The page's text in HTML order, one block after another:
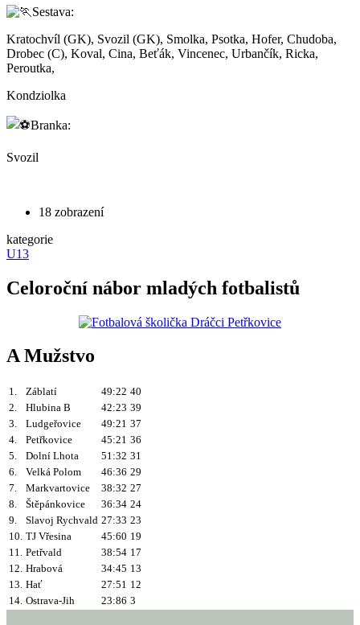
Sestava:
Kratochvíl (GK), Svozil (GK), Smolka, Psotka, Hofer, Chudoba,
Drobec (C), Koval, Cina, Beťák, Vincenec, Urbančík, Ricka,
Peroutka,
Kondziolka
Branka:
Svozil
18 zobrazení
kategorie
U13
Celoroční nábor mladých fotbalistů
A Mužstvo
1. Záblatí 49:22 40
2.
Hlubina B 42:23 39
3.
Ludgeřovice 49:21 37
4.
Petřkovice 45:21 36
5.
Dolní Lhota 51:32 31
6.
Velká Polom 46:36 29
7.
Markvartovice 38:32 27
8.
Štěpánkovice 36:34 24
9.
Slavoj Rychvald 27:33 23
10. TJ Vřesina 45:60 19
11. Petřvald 38:54 17
12. Hrabová 34:45 13
13. Hať 27:51 12
14. Ostrava-Jih 23:86 3